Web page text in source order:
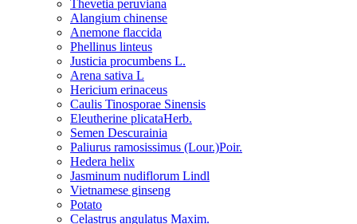
Thevetia peruviana
Alangium chinense
Anemone flaccida
Phellinus linteus
Justicia procumbens L.
Arena sativa L
Hericium erinaceus
Caulis Tinosporae Sinensis
Eleutherine plicataHerb.
Semen Descurainia
Paliurus ramosissimus (Lour.)Poir.
Hedera helix
Jasminum nudiflorum Lindl
Vietnamese ginseng
Potato
Celastrus angulatus Maxim.